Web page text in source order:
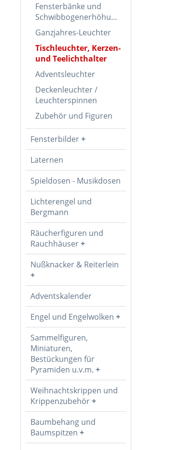
Fensterbänke und
Schwibbogenerhöhungen
Ganzjahres-Leuchter
Tischleuchter, Kerzen-
und Teelichthalter
Adventsleuchter
Deckenleuchter /
Leuchterspinnen
Zubehör und Figuren
Fensterbilder
Laternen
Spieldosen - Musikdosen
Lichterengel und
Bergmann
Räucherfiguren und
Rauchhäuser
Nußknacker & Reiterlein
Adventskalender
Engel und Engelwolken
Sammelfiguren,
Miniaturen,
Bestückungen für
Pyramiden u.v.m.
Weihnachtskrippen und
Krippenzubehör
Baumbehang und
Baumspitzen